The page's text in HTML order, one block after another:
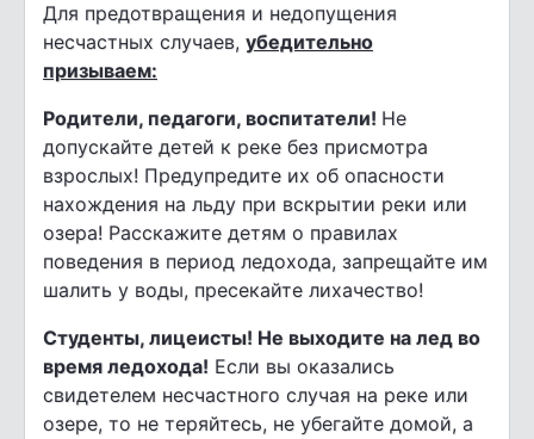
Для предотвращения и недопущения
несчастных случаев, убедительно
призываем:
Родители, педагоги, воспитатели! Не
допускайте детей к реке без присмотра
взрослых! Предупредите их об опасности
нахождения на льду при вскрытии реки или
озера! Расскажите детям о правилах
поведения в период ледохода, запрещайте им
шалить у воды, пресекайте лихачество!
Студенты, лицеисты! Не выходите на лед во
время ледохода! Если вы оказались
свидетелем несчастного случая на реке или
озере, то не теряйтесь, не убегайте домой, а